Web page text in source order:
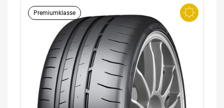
Premiumklasse